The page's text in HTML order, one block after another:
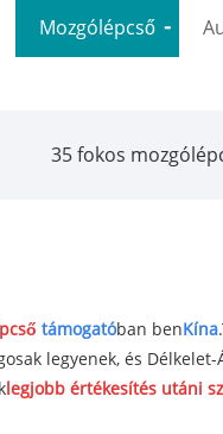
Mozgólépcső
35 fokos
támogatóban benKína
legyenek, és
legjobb értékesítés utáni